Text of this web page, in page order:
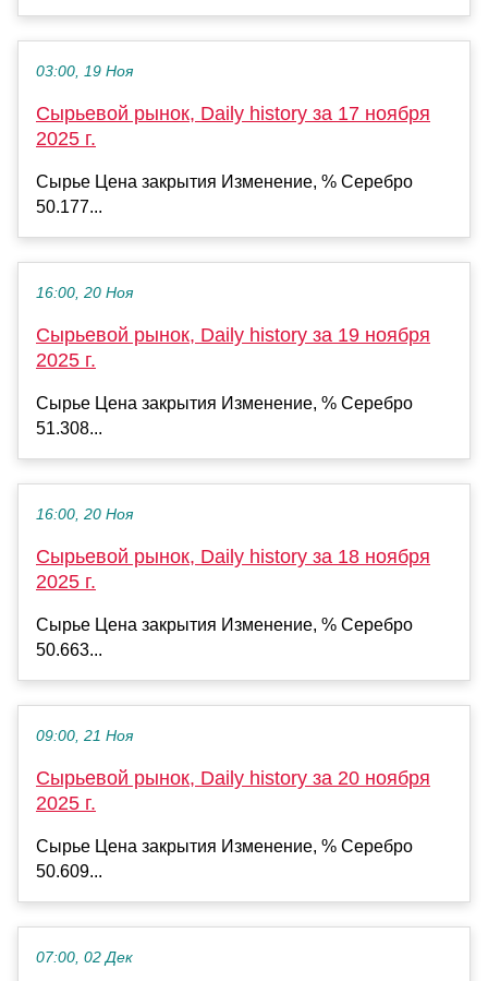
03:00, 19 Ноя
Сырьевой рынок, Daily history за 17 ноября
2025 г.
Сырье Цена закрытия Изменение, % Серебро
50.177...
16:00, 20 Ноя
Сырьевой рынок, Daily history за 19 ноября
2025 г.
Сырье Цена закрытия Изменение, % Серебро
51.308...
16:00, 20 Ноя
Сырьевой рынок, Daily history за 18 ноября
2025 г.
Сырье Цена закрытия Изменение, % Серебро
50.663...
09:00, 21 Ноя
Сырьевой рынок, Daily history за 20 ноября
2025 г.
Сырье Цена закрытия Изменение, % Серебро
50.609...
07:00, 02 Дек